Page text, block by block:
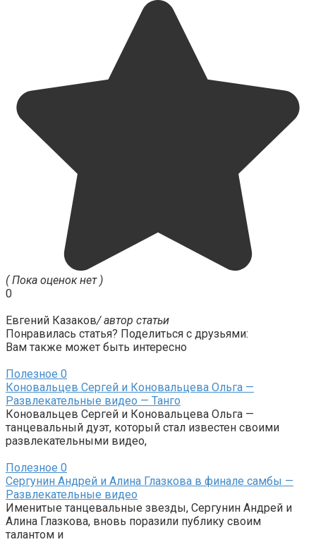
( Пока оценок нет )
0
Евгений Казаков/ автор статьи
Понравилась статья? Поделиться с друзьями:
Вам также может быть интересно
Полезное 0
Коновальцев Сергей и Коновальцева Ольга —
Развлекательные видео — Танго
Коновальцев Сергей и Коновальцева Ольга —
танцевальный дуэт, который стал известен своими
развлекательными видео,
Полезное 0
Сергунин Андрей и Алина Глазкова в финале самбы —
Развлекательные видео
Именитые танцевальные звезды, Сергунин Андрей и
Алина Глазкова, вновь поразили публику своим
талантом и